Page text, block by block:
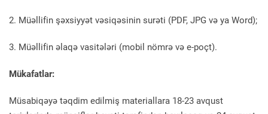
2. Müəllifin şəxsiyyət vəsiqəsinin surəti (PDF, JPG və ya Word);
3. Müəllifin əlaqə vasitələri (mobil nömrə və e-poçt).
Mükafatlar:
Müsabiqəyə təqdim edilmiş materiallara 18-23 avqust